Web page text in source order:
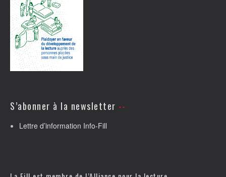
S’abonner à la newsletter
Lettre d’information Info-Fill